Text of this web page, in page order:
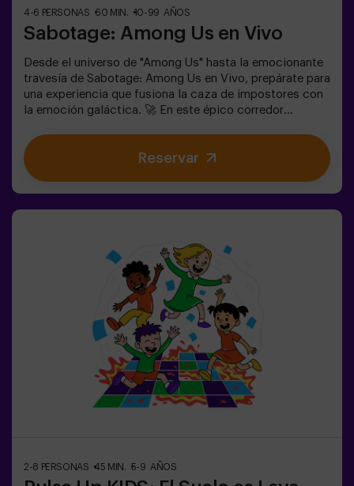
4-6 PERSONAS 60 MIN. 10-99 AÑOS
Sabotage: Among Us en Vivo
Desde el universo de "Among Us" hasta la emocionante
travesía de Sabotage: Among Us en Vivo, prepárate para
una experiencia que fusiona la caza de impostores con
la emoción galáctica. 🚀 En este épico corredor
aumenta, ya que impostores se ocultan entre tus
compañeros. Usa tus habilidades estratégicas, afina tu
observación y mejora tu comunicación para
fascinante Sabotage: Among Us en Vivo!
Reservar
2-8 PERSONAS 45 MIN. 5-9 AÑOS